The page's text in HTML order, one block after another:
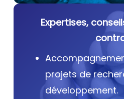
Expertises,
projets de
développement.